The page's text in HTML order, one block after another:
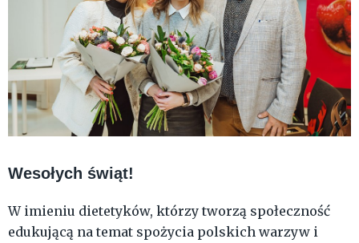
Wesołych świąt!
W imieniu dietetyków, którzy tworzą społeczność
edukującą na temat spożycia polskich warzyw i